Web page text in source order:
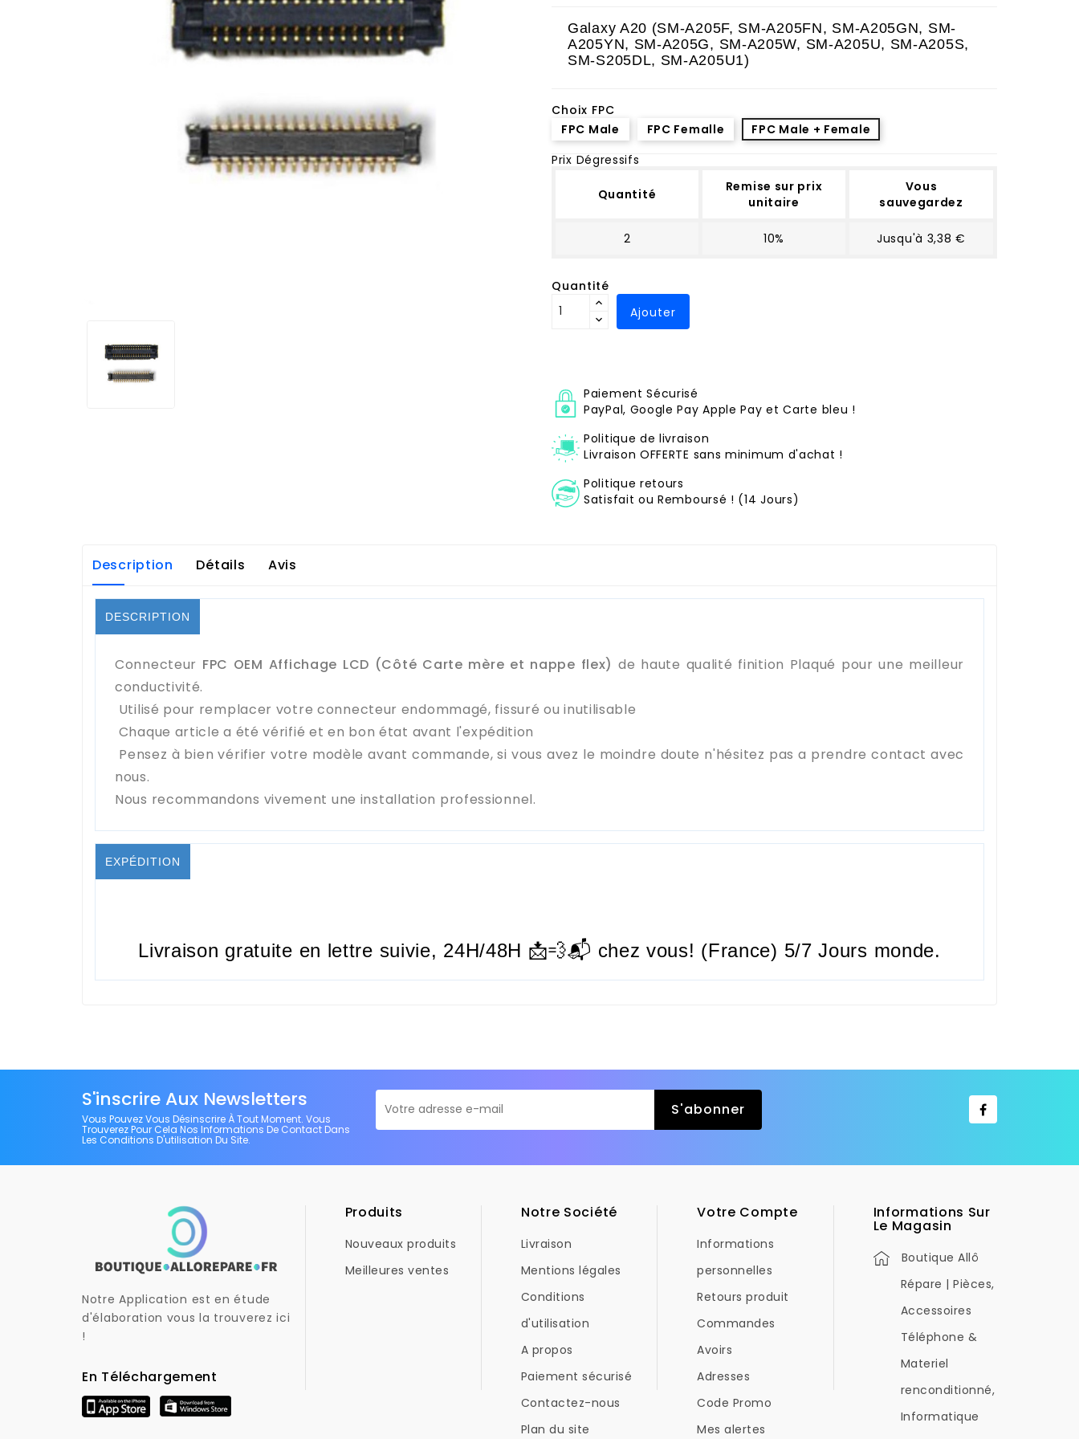
Galaxy A20 (SM-A205F, SM-A205FN, SM-A205GN, SM-
A205YN, SM-A205G, SM-A205W, SM-A205U, SM-A205S,
SM-S205DL, SM-A205U1)
Choix FPC
FPC Male
FPC Femalle
FPC Male + Female
Prix Dégressifs
Quantité
Remise sur prix
unitaire
Vous
sauvegardez
2 10% Jusqu'à 3,38 €
Quantité
Ajouter
Paiement Sécurisé
PayPal, Google Pay Apple Pay et Carte bleu !
Politique de livraison
Livraison OFFERTE sans minimum d'achat !
Politique retours
Satisfait ou Remboursé ! (14 Jours)
Description Détails Avis
DESCRIPTION
Connecteur FPC OEM Affichage LCD (Côté Carte mère et nappe flex) de haute qualité finition Plaqué pour une meilleur
conductivité.
Utilisé pour remplacer votre connecteur endommagé, fissuré ou inutilisable
Chaque article a été vérifié et en bon état avant l'expédition
Pensez à bien vérifier votre modèle avant commande, si vous avez le moindre doute n'hésitez pas a prendre contact avec
nous.
Nous recommandons vivement une installation professionnel.
EXPÉDITION
Livraison gratuite en lettre suivie, 24H/48H 📩💨📬 chez vous! (France) 5/7 Jours monde.
S'inscrire Aux Newsletters
Vous Pouvez Vous Désinscrire À Tout Moment. Vous
Trouverez Pour Cela Nos Informations De Contact Dans
Les Conditions D'utilisation Du Site.
Notre Application est en étude
d'élaboration vous la trouverez ici
!
En Téléchargement
Produits
Nouveaux produits
Meilleures ventes
Notre Société
Livraison
Mentions légales
Conditions
d'utilisation
A propos
Paiement sécurisé
Contactez-nous
Plan du site
Votre Compte
Informations
personnelles
Retours produit
Commandes
Avoirs
Adresses
Code Promo
Mes alertes
Informations Sur
Le Magasin
Boutique Allô
Répare | Pièces,
Accessoires
Téléphone &
Materiel
renconditionné,
Informatique